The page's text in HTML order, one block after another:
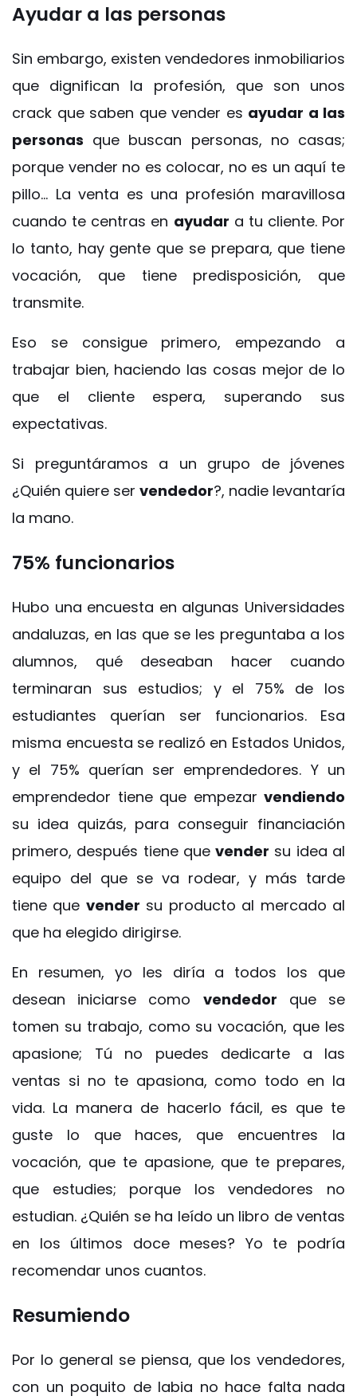
Ayudar a las personas
Sin embargo, existen vendedores inmobiliarios
que dignifican la profesión, que son unos
crack que saben que vender es ayudar a las
personas que buscan personas, no casas;
porque vender no es colocar, no es un aquí te
pillo… La venta es una profesión maravillosa
cuando te centras en ayudar a tu cliente. Por
lo tanto, hay gente que se prepara, que tiene
vocación, que tiene predisposición, que
transmite.
Eso se consigue primero, empezando a
trabajar bien, haciendo las cosas mejor de lo
que el cliente espera, superando sus
expectativas.
Si preguntáramos a un grupo de jóvenes
¿Quién quiere ser vendedor?, nadie levantaría
la mano.
75% funcionarios
Hubo una encuesta en algunas Universidades
andaluzas, en las que se les preguntaba a los
alumnos, qué deseaban hacer cuando
terminaran sus estudios; y el 75% de los
estudiantes querían ser funcionarios. Esa
misma encuesta se realizó en Estados Unidos,
y el 75% querían ser emprendedores. Y un
emprendedor tiene que empezar vendiendo
su idea quizás, para conseguir financiación
primero, después tiene quevender su idea al
equipo del que se va rodear, y más tarde
tiene que vender su producto al mercado al
que ha elegido dirigirse.
En resumen, yo les diría a todos los que
desean iniciarse como vendedor que se
tomen su trabajo, como su vocación, que les
apasione; Tú no puedes dedicarte a las
ventas si no te apasiona, como todo en la
vida. La manera de hacerlo fácil, es que te
guste lo que haces, que encuentres la
vocación, que te apasione, que te prepares,
que estudies; porque los vendedores no
estudian. ¿Quién se ha leído un libro de ventas
en los últimos doce meses? Yo te podría
recomendar unos cuantos.
Resumiendo
Por lo general se piensa, que los vendedores,
con un poquito de labia no hace falta nada